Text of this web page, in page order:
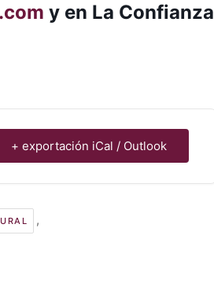
y en La Confianza
+ exportación iCal / Outlook
,